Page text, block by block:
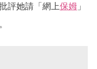
評她請「網上保姆 」